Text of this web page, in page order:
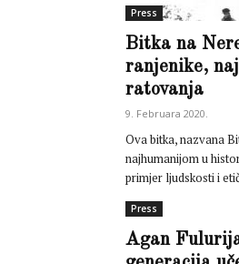
Press
Bitka na
ranjenike,
ratovanja
9. Februara 2020.
Ova bitka, nazvana
najhumanijom u
primjer ljudskosti i
Press
Agan